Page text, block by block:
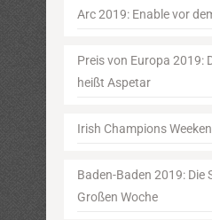
Arc 2019: Enable vor
Preis von Europa 2019:
heißt Aspetar
Irish Champions
Baden-Baden 2019: Die
Großen Woche